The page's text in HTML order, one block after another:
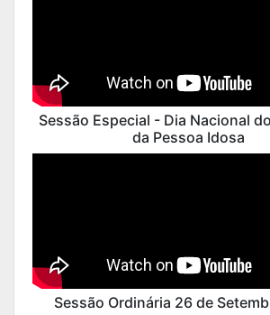
Sessão Especial - Dia Nacional
da Pessoa Idosa
Sessão Ordinária 26 de